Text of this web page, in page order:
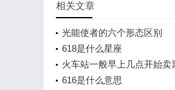
相关文章
光能使者的六个形态区别
618是什么星座
火车站一般早上几点开始卖
616是什么意思